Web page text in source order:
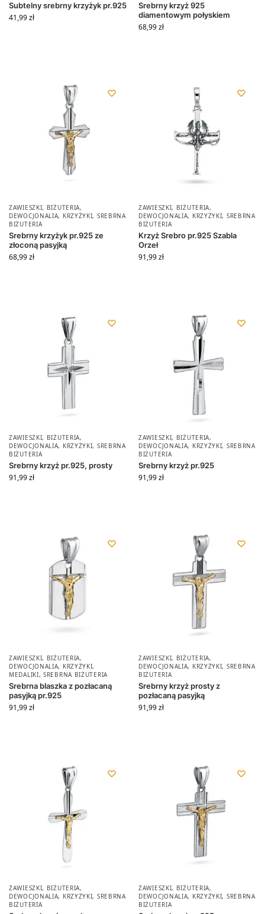
Subtelny srebrny krzyżyk pr.925
41,99zł
Srebrny krzyż 925
diamentowym połyskiem
68,99zł
ZAWIESZKI, BIŻUTERIA,
DEWOCJONALIA, KRZYŻYKI, SREBRNA
BIŻUTERIA
Srebrny krzyżyk pr.925 ze
złoconą pasyjką
68,99zł
ZAWIESZKI, BIŻUTERIA,
DEWOCJONALIA, KRZYŻYKI, SREBRNA
BIŻUTERIA
Krzyż Srebro pr.925 Szabla
Orzeł
91,99zł
ZAWIESZKI, BIŻUTERIA,
DEWOCJONALIA, KRZYŻYKI, SREBRNA
BIŻUTERIA
Srebrny krzyż pr.925, prosty
91,99zł
ZAWIESZKI, BIŻUTERIA,
DEWOCJONALIA, KRZYŻYKI, SREBRNA
BIŻUTERIA
Srebrny krzyż pr.925
91,99zł
ZAWIESZKI, BIŻUTERIA,
DEWOCJONALIA, KRZYŻYKI,
MEDALIKI,SREBRNA BIŻUTERIA
Srebrna blaszka z pozłacaną
pasyjką pr.925
91,99zł
ZAWIESZKI, BIŻUTERIA,
DEWOCJONALIA, KRZYŻYKI, SREBRNA
BIŻUTERIA
Srebrny krzyż prosty z
pozłacaną pasyjką
91,99zł
ZAWIESZKI, BIŻUTERIA,
DEWOCJONALIA, KRZYŻYKI, SREBRNA
BIŻUTERIA
ZAWIESZKI, BIŻUTERIA,
DEWOCJONALIA, KRZYŻYKI, SREBRNA
BIŻUTERIA